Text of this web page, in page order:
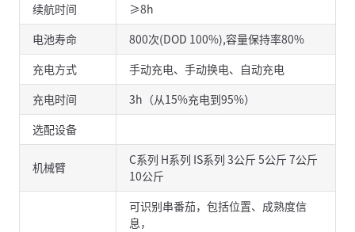
续航时间
≥8h
电池寿命
800次(DOD 100%),容量保持率80%
充电方式
手动充电、手动换电、自动充电
充电时间
3h（从15%充电到95%）
选配设备
机械臂
C系列 H系列 IS系列 3公斤 5公斤 7公斤
10公斤
可识别串番茄，包括位置、成熟度信
息，